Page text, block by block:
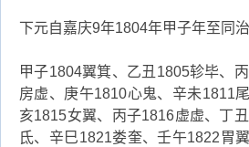
下元自嘉庆9年1804年甲子年至同
甲子1804翼箕、乙丑1805轸毕、
房虚、庚午1810心鬼、辛未1811
亥1815女翼、丙子1816虚虚、丁
氐、辛巳1821娄奎、壬午1822胃